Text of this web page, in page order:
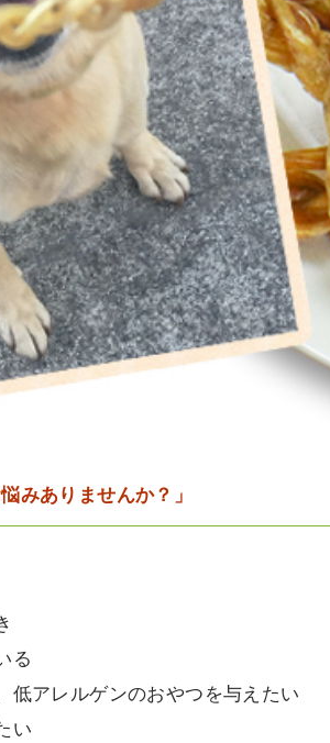
みありませんか？」
る
低アレルゲンのおやつを与えたい
い